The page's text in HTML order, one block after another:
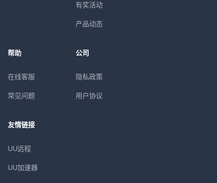
有奖活动
产品动态
帮助
在线客服
常见问题
公司
隐私政策
用户协议
友情链接
UU远程
UU加速器